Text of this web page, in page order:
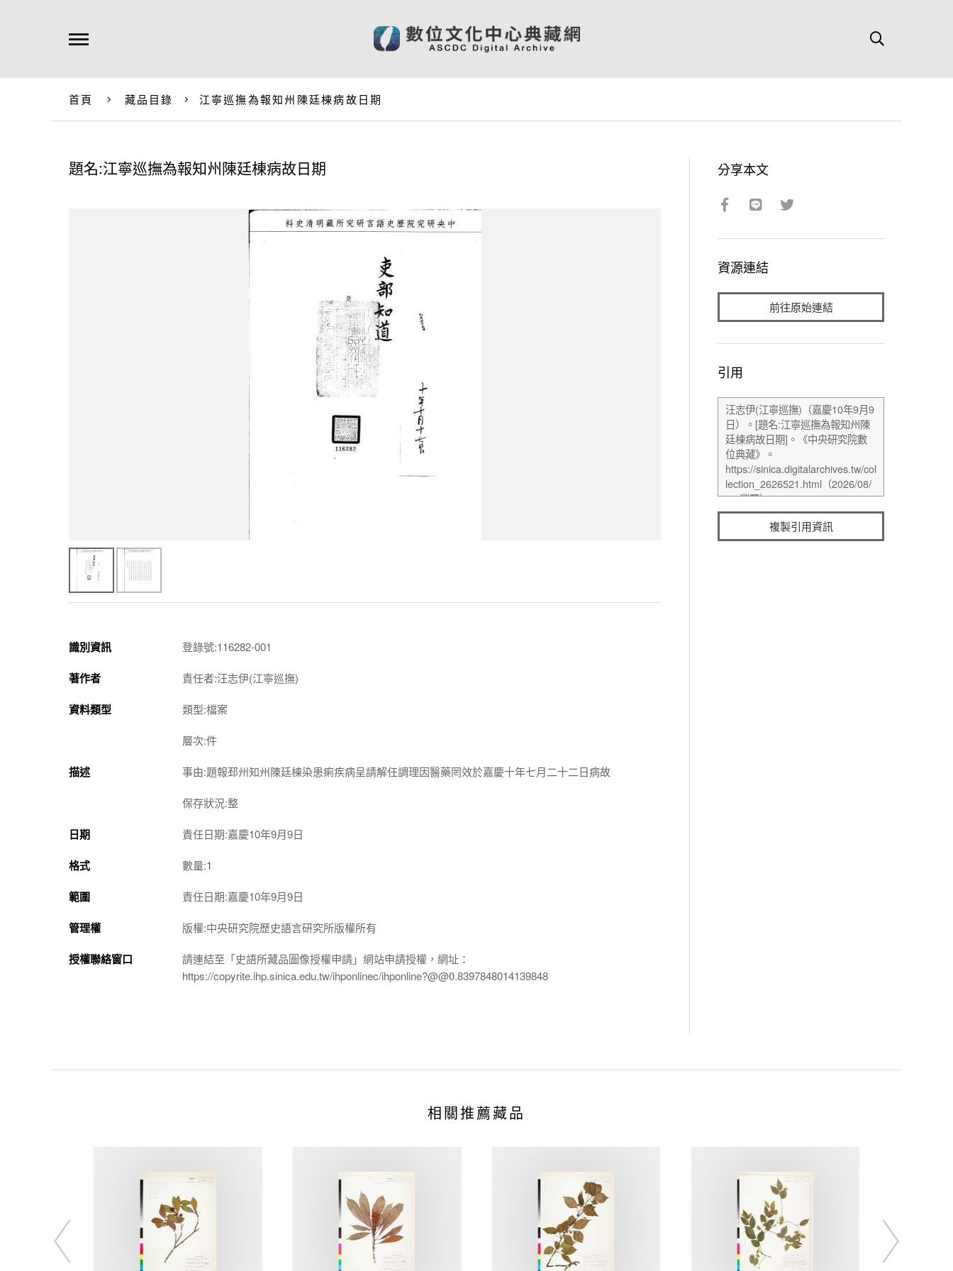
首頁 藏品目錄 江寧巡撫為報知州陳廷棟病故日期
題名:江寧巡撫為報知州陳廷棟病故日期
識別資訊 登錄號:116282-001
著作者 責任者:汪志伊(江寧巡撫)
資料類型 類型:檔案
層次:件
描述 事由:題報邳州知州陳廷棟染患痢疾病呈請解任調理因醫藥罔效於嘉慶十年七月二十二日病故
保存狀況:整
日期 責任日期:嘉慶10年9月9日
格式 數量:1
範圍 責任日期:嘉慶10年9月9日
管理權 版權:中央研究院歷史語言研究所版權所有
授權聯絡窗口
請連結至「史語所藏品圖像授權申請」網站申請授權，網址：
https://copyrite.ihp.sinica.edu.tw/ihponlinec/ihponline?@@0.8397848014139848
分享本文
資源連結
前往原始連結
引用
複製引用資訊
相關推薦藏品